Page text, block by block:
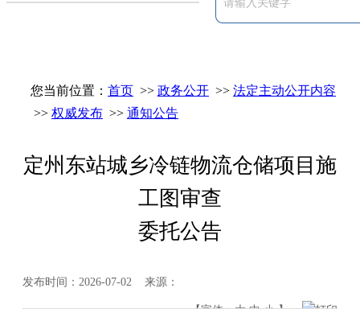
您当前位置： 首页 >> 政务公开 >> 法定主动公开内容
>> 权威发布 >> 通知公告
定州东站城乡冷链物流仓储项目施
工图审查
委托公告
发布时间：2026-07-02 来源：
【字体：大 中 小】 打印